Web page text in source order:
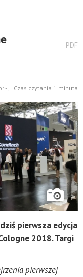
PDF
- , Czas czytania 1 minuta
pierwsza edycja
2018. Targi
pierwszej